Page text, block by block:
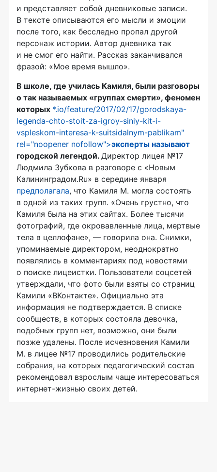
и представляет собой дневниковые записи.
В тексте описываются его мысли и эмоции
после того, как бесследно пропал другой
персонаж истории. Автор дневника так
и не смог его найти. Рассказ заканчивался
фразой: «Мое время вышло».
В школе, где училась Камиля, были разговоры
о так называемых «группах смерти», феномен
которых *.io/feature/2017/02/17/gorodskaya-
legenda-chto-stoit-za-igroy-siniy-kit-i-
vspleskom-interesa-k-suitsidalnym-pablikam"
rel="noopener nofollow">эксперты называют
городской легендой. Директор лицея №17
Людмила Зубкова в разговоре с «Новым
Калининградом.Ru» в середине января
предполагала, что Камиля М. могла состоять
в одной из таких групп. «Очень грустно, что
Камиля была на этих сайтах. Более тысячи
фотографий, где окровавленные лица, мертвые
тела в целлофане», — говорила она. Снимки,
упоминаемые директором, неоднократно
появлялись в комментариях под новостями
о поиске лицеистки. Пользователи соцсетей
утверждали, что фото были взяты со страниц
Камили «ВКонтакте». Официально эта
информация не подтверждается. В списке
сообществ, в которых состояла девочка,
подобных групп нет, возможно, они были
позже удалены. После исчезновения Камили
М. в лицее №17 проводились родительские
собрания, на которых педагогический состав
рекомендовал взрослым чаще интересоваться
интернет-жизнью своих детей.